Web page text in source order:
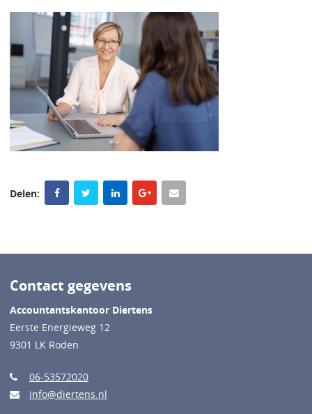
Delen:
Contact gegevens
Accountantskantoor Diertens
Eerste Energieweg 12
9301 LK Roden
06-53572020
info@diertens.nl